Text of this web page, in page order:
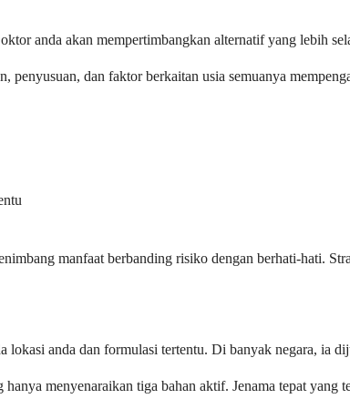
anda akan mempertimbangkan alternatif yang lebih
dan faktor berkaitan usia semuanya
manfaat berbanding risiko dengan berhati-hati.
anda dan formulasi tertentu. Di banyak negara, ia
menyenaraikan tiga bahan aktif. Jenama tepat